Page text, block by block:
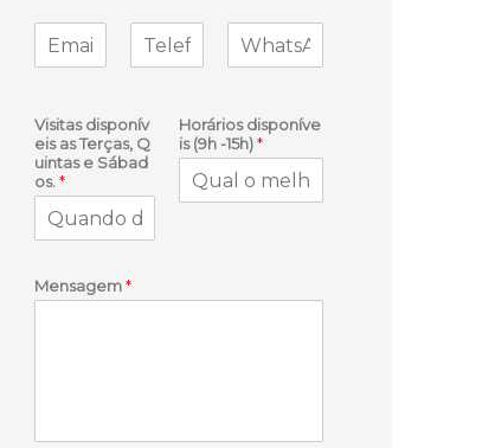
Visitas disponív
eis as Terças, Q
uintas e Sábad
os.*
Horários disponíve
is (9h -15h)*
Mensagem*